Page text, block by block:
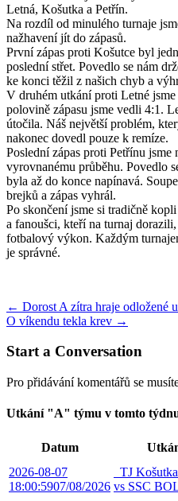
Letná, Košutka a Petřín.
Na rozdíl od minulého turnaje
nažhavení jít do zápasů.
První zápas proti Košutce byl
poslední střet. Povedlo se nám
ke konci těžil z našich chyb a
V druhém utkání proti Letné
polovině zápasu jsme vedli 4:1.
útočila. Náš největší problém,
nakonec dovedl pouze k remíze.
Poslední zápas proti Petřínu
vyrovnanému průběhu. Povedlo
byla až do konce napínavá.
brejků a zápas vyhrál.
Po skončení jsme si tradičně
a fanoušci, kteří na turnaj
fotbalový výkon. Každým
je správné.
Post
navigation
← Dorost A zítra hraje odložené
O víkendu tekla krev →
Start a Conversation
Pro přidávání komentářů se
Utkání "A" týmu v tomto
Datum
2026-08-07
18:00:5907/08/2026
TJ
vs SSC